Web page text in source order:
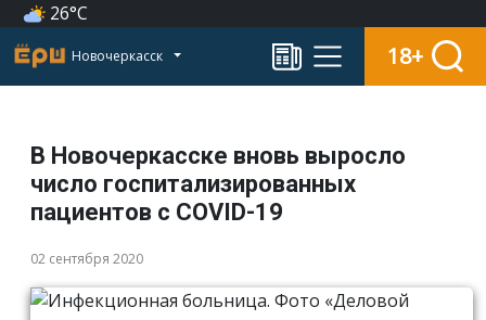
26°C
Новочеркасск 18+
В Новочеркасске вновь выросло
число госпитализированных
пациентов с COVID-19
02 сентября 2020